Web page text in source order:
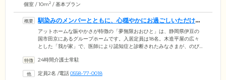
個室 / 10m2 / 基本プラン
馴染みのメンバーとともに、心穏やかにお過ごしいただけま
す
アットホームな賑やかさが特徴の「夢無限おおひと」は、静岡県伊豆の
国市田京にあるグループホームです。入居定員は18名。木造平屋の広々
とした「我が家」で、医師により認知症と診断されたみなさまが、のび
もちろん、これまでの生活スタイルや培ってきた価値観なども異なりま
365日交代制で配置。ユニット(グループ)ごとに馴染みのメンバーととも
24時間介護士常駐
定員2名 /電話0558-77-0018